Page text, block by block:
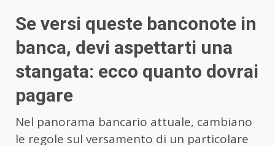
Se versi queste banconote in
banca, devi aspettarti una
stangata: ecco quanto dovrai
pagare
Nel panorama bancario attuale, cambiano
le regole sul versamento di un particolare